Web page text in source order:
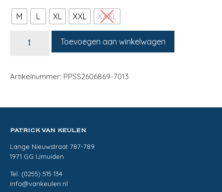
M L XL XXL XXXL
Toevoegen aan winkelwagen
Artikelnummer: PPSS2606869-7013
PATRICK VAN KEULEN
Lange Nieuwstraat 787-789
1971 GG IJmuiden
Tel. (0255) 515 134
info@vankeulen.nl